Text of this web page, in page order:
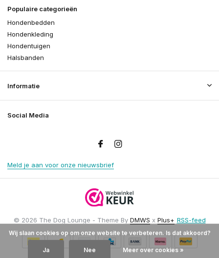
Populaire categorieën
Hondenbedden
Hondenkleding
Hondentuigen
Halsbanden
Informatie
Social Media
Meld je aan voor onze nieuwsbrief
© 2026 The Dog Lounge - Theme By DMWS x Plus+ RSS-feed
Wij slaan cookies op om onze website te verbeteren. Is dat akkoord?
Ja Nee Meer over cookies »